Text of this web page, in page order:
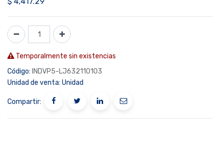
Temporalmente sin existencias
Código: INDVP5-LJ632110103
Unidad de venta: Unidad
Compartir: